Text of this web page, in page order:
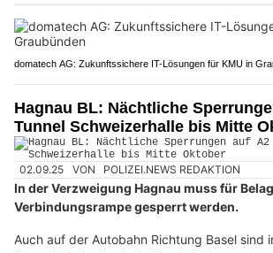
domatech AG: Zukunftssichere IT-Lösungen für KMU in
Hagnau BL: Nächtliche
Tunnel Schweizerhalle bis Mitte
02.09.25 VON POLIZEI.NEWS REDAKTION
In der Verzweigung Hagnau muss für
Verbindungsrampe gesperrt werden.
Auch auf der Autobahn Richtung Basel sind